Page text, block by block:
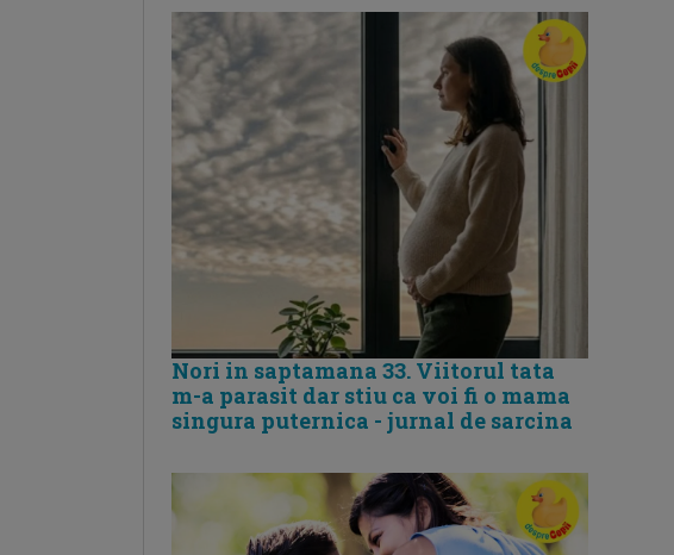
Nori in saptamana 33. Viitorul tata
m-a parasit dar stiu ca voi fi o mama
singura puternica - jurnal de sarcina